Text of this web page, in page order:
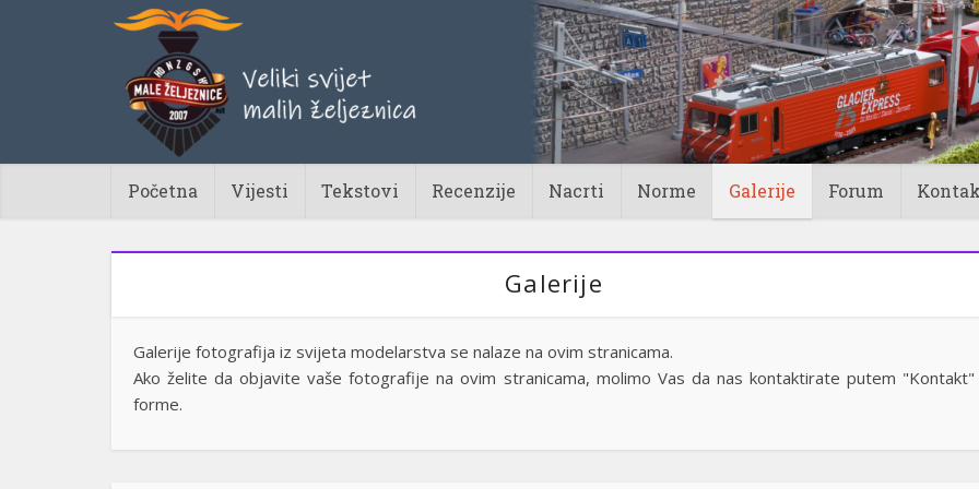
Početna Vijesti Tekstovi Recenzije Nacrti Norme Galerije Forum
Galerije
Galerije fotografija iz svijeta modelarstva se nalaze na ovim stranicama.
Ako želite da objavite vaše fotografije na ovim stranicama, molimo Vas da nas kontaktirate putem "Kontakt"
forme.